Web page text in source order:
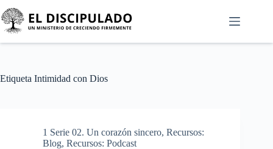
Etiqueta Intimidad con Dios
1 Serie 02. Un corazón sincero, Recursos:
Blog, Recursos: Podcast